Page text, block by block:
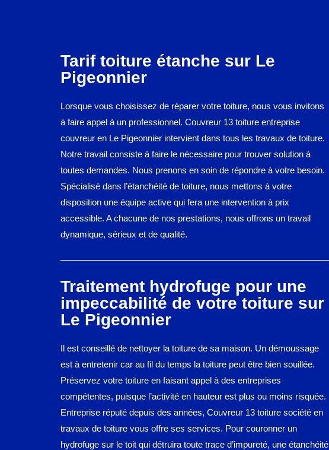
Tarif toiture étanche sur Le
Pigeonnier
Lorsque vous choisissez de réparer votre toiture, nous vous invitons
à faire appel à un professionnel. Couvreur 13 toiture entreprise
couvreur en Le Pigeonnier intervient dans tous les travaux de toiture.
Notre travail consiste à faire le nécessaire pour trouver solution à
toutes demandes. Nous prenons en soin de répondre à votre besoin.
Spécialisé dans l’étanchéité de toiture, nous mettons à votre
disposition une équipe active qui fera une intervention à prix
accessible. A chacune de nos prestations, nous offrons un travail
dynamique, sérieux et de qualité.
Traitement hydrofuge pour une
impeccabilité de votre toiture sur
Le Pigeonnier
Il est conseillé de nettoyer la toiture de sa maison. Un démoussage
est à entretenir car au fil du temps la toiture peut être bien souillée.
Préservez votre toiture en faisant appel à des entreprises
compétentes, puisque l’activité en hauteur est plus ou moins risquée.
Entreprise réputé depuis des années, Couvreur 13 toiture société en
travaux de toiture vous offre ses services. Pour couronner un
hydrofuge sur le toit qui détruira toute trace d’impureté, une étanchéité